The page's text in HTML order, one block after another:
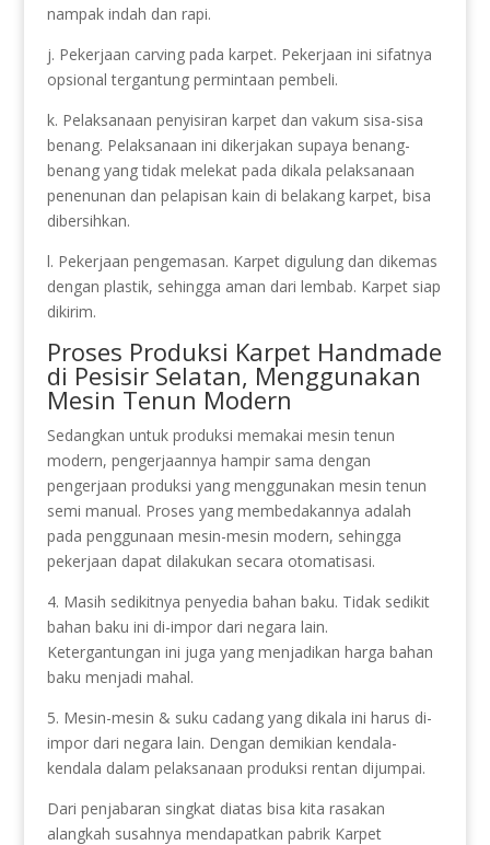
nampak indah dan rapi.
j. Pekerjaan carving pada karpet. Pekerjaan ini sifatnya
opsional tergantung permintaan pembeli.
k. Pelaksanaan penyisiran karpet dan vakum sisa-sisa
benang. Pelaksanaan ini dikerjakan supaya benang-
benang yang tidak melekat pada dikala pelaksanaan
penenunan dan pelapisan kain di belakang karpet, bisa
dibersihkan.
l. Pekerjaan pengemasan. Karpet digulung dan dikemas
dengan plastik, sehingga aman dari lembab. Karpet siap
dikirim.
Proses Produksi Karpet Handmade
di Pesisir Selatan, Menggunakan
Mesin Tenun Modern
Sedangkan untuk produksi memakai mesin tenun
modern, pengerjaannya hampir sama dengan
pengerjaan produksi yang menggunakan mesin tenun
semi manual. Proses yang membedakannya adalah
pada penggunaan mesin-mesin modern, sehingga
pekerjaan dapat dilakukan secara otomatisasi.
4. Masih sedikitnya penyedia bahan baku. Tidak sedikit
bahan baku ini di-impor dari negara lain.
Ketergantungan ini juga yang menjadikan harga bahan
baku menjadi mahal.
5. Mesin-mesin & suku cadang yang dikala ini harus di-
impor dari negara lain. Dengan demikian kendala-
kendala dalam pelaksanaan produksi rentan dijumpai.
Dari penjabaran singkat diatas bisa kita rasakan
alangkah susahnya mendapatkan pabrik Karpet